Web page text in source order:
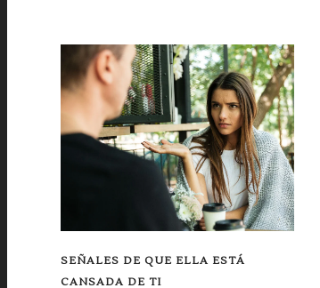
SEÑALES DE QUE ELLA ESTÁ
CANSADA DE TI